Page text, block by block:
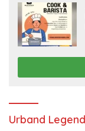
Urband Legend